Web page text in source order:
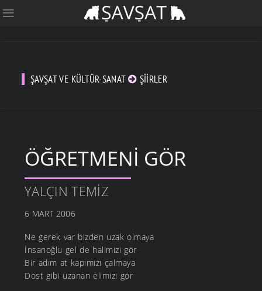
ŞAVŞAT VE KÜLTÜR-SANAT ŞIIRLER
ÖĞRETMENI GÖR
YALÇIN TEMIZ
6 MART 2006
Ne gerek var bizden uzak olmaya
İnsanoğlu gel de halimizi gör
Bir adım at kapımızı çalmaya
Dost gibi uzanan elimizi gör